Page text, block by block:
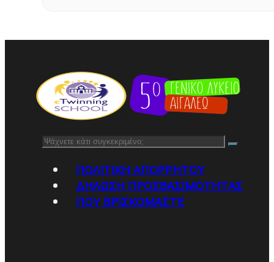
Αναζήτηση
ΠΟΛΙΤΙΚΉ ΑΠΟΡΡΉΤΟΥ
ΔΉΛΩΣΗ ΠΡΟΣΒΑΣΙΜΌΤΗΤΑΣ
ΠΟΥ ΒΡΙΣΚΌΜΑΣΤΕ